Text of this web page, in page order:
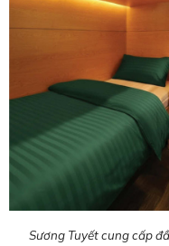
Sương Tuyết cung cấp